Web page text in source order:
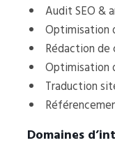
Audit SEO &
Optimisation
Rédaction
Optimisation
Traduction
Domaines